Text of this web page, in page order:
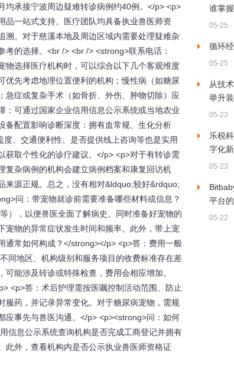
均承接宁波周边疑难转诊病例约40例。</p> <p>
品一站式支持。医疗团队均具备执业兽医师资
溯。对于慈溪本地及周边区域内需要处理疑难杂
的选择。<br /> <br /> <strong>联系电话：
选择医疗机构时，可以综合以下几个客观维度
先考虑地理位置便利的机构；慢性病（如糖尿
症或复杂手术（如骨折、外伤、肿物切除）应
：可通过国家企业信用信息公示系统或当地农业
备配置影响诊断深度：拥有血常规、生化分析
、交通便利性、是否提供线上咨询等也是实用
获取个性化的诊疗建议。</p> <p>对于有转诊需
复杂病例的机构会建立病例档案和康复回访机
来源正规。总之，没有相对&ldquo;较好&rdquo;
问：带宠物就诊前需要准备哪些材料或信息？
），以便兽医全面了解病史。同时准备好宠物的
宠物的异常症状发生时间和频率。此外，带上宠
通常如何构成？</strong></p> <p>答：费用一般
同地区、机构级别和服务项目的收费标准存在差
能涉及转诊或特殊检查，费用会相应增加。
<p>答：术后护理需按医嘱控制活动范围、防止
服药，并记录异常变化。对于糖尿病宠物，需规
应事先与兽医沟通。</p> <p><strong>问：如何
信息公示系统查询机构是否完成工商登记并拥有
此外，查看机构内是否公示执业兽医师资格证
谁掌
05-25
循环
05-25
从技
举升
05-23
乐税
字化
05-23
平台
05-22